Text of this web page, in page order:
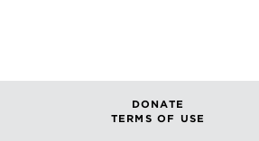
DONATE
TERMS OF USE